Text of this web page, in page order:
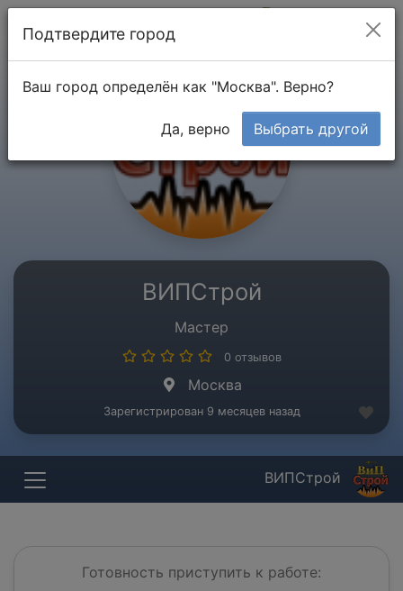
ВИПСтрой
Мастер
0 отзывов
Москва
Зарегистрирован 9 месяцев назад
ВИПСтрой
Готовность приступить к работе:
Подтвердите город
Ваш город определён как "Москва". Верно?
Да, верно Выбрать другой